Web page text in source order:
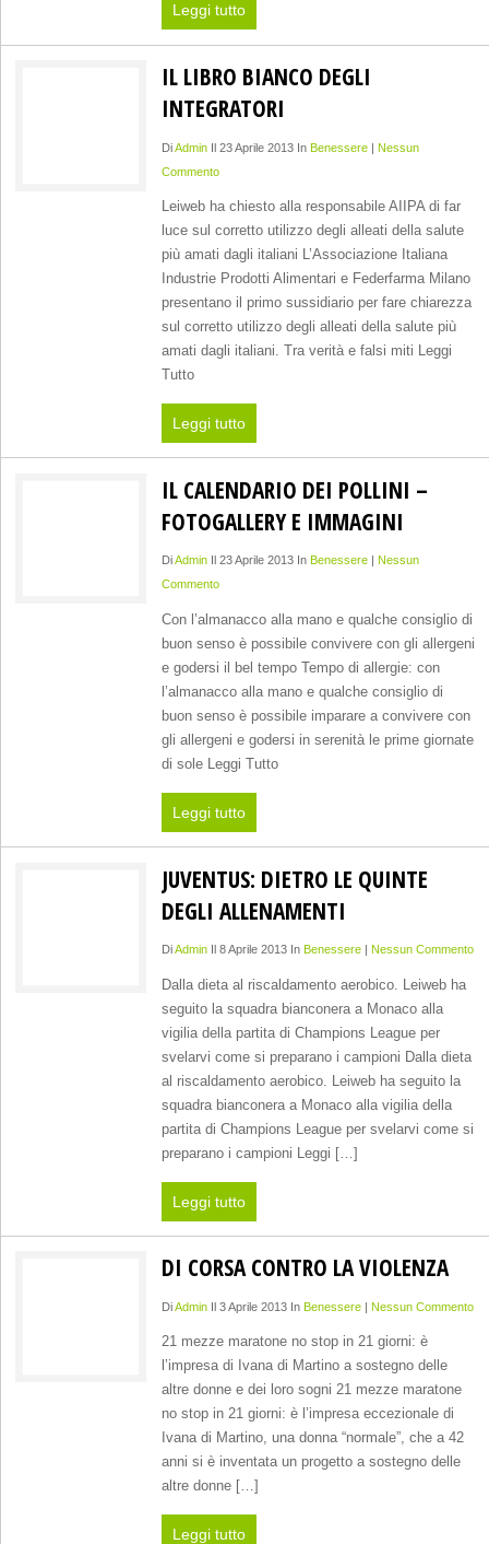
Leggi tutto
IL LIBRO BIANCO DEGLI
INTEGRATORI
DiAdminIl 23 Aprile 2013 In Benessere| Nessun
Commento
Leiweb ha chiesto alla responsabile AIIPA di far
luce sul corretto utilizzo degli alleati della salute
più amati dagli italiani L’Associazione Italiana
Industrie Prodotti Alimentari e Federfarma Milano
presentano il primo sussidiario per fare chiarezza
sul corretto utilizzo degli alleati della salute più
amati dagli italiani. Tra verità e falsi miti Leggi
Tutto
Leggi tutto
IL CALENDARIO DEI POLLINI –
FOTOGALLERY E IMMAGINI
DiAdminIl 23 Aprile 2013 In Benessere|
Nessun
Commento
Con l’almanacco alla mano e qualche consiglio di
buon senso è possibile convivere con gli allergeni
e godersi il bel tempo Tempo di allergie: con
l’almanacco alla mano e qualche consiglio di
buon senso è possibile imparare a convivere con
gli allergeni e godersi in serenità le prime giornate
di sole Leggi Tutto
Leggi tutto
JUVENTUS: DIETRO LE QUINTE
DEGLI ALLENAMENTI
DiAdminIl 8 Aprile 2013 In Benessere| Nessun Commento
Dalla dieta al riscaldamento aerobico. Leiweb ha
seguito la squadra bianconera a Monaco alla
vigilia della partita di Champions League per
svelarvi come si preparano i campioni Dalla dieta
al riscaldamento aerobico. Leiweb ha seguito la
squadra bianconera a Monaco alla vigilia della
partita di Champions League per svelarvi come si
preparano i campioni Leggi […]
Leggi tutto
DI CORSA CONTRO LA VIOLENZA
DiAdminIl 3 Aprile 2013 In Benessere| Nessun Commento
21 mezze maratone no stop in 21 giorni: è
l’impresa di Ivana di Martino a sostegno delle
altre donne e dei loro sogni 21 mezze maratone
no stop in 21 giorni: è l’impresa eccezionale di
Ivana di Martino, una donna “normale”, che a 42
anni si è inventata un progetto a sostegno delle
altre donne […]
Leggi tutto